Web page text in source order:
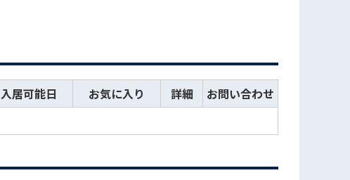
入居可能日 お気に入り 詳細
お問い合わせ